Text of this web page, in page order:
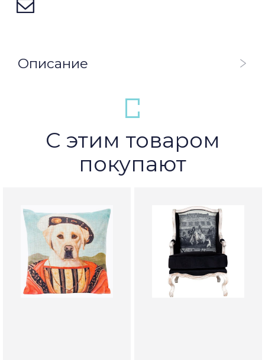
Описание
С этим товаром
покупают